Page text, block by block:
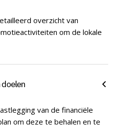
overzicht van
om de lokale
doelen
van de financiële
om deze te behalen en te